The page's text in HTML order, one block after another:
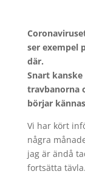
ser exempel
där.
Snart
travbanorna
börjar
Vi har kört
några
jag är ändå
fortsätta